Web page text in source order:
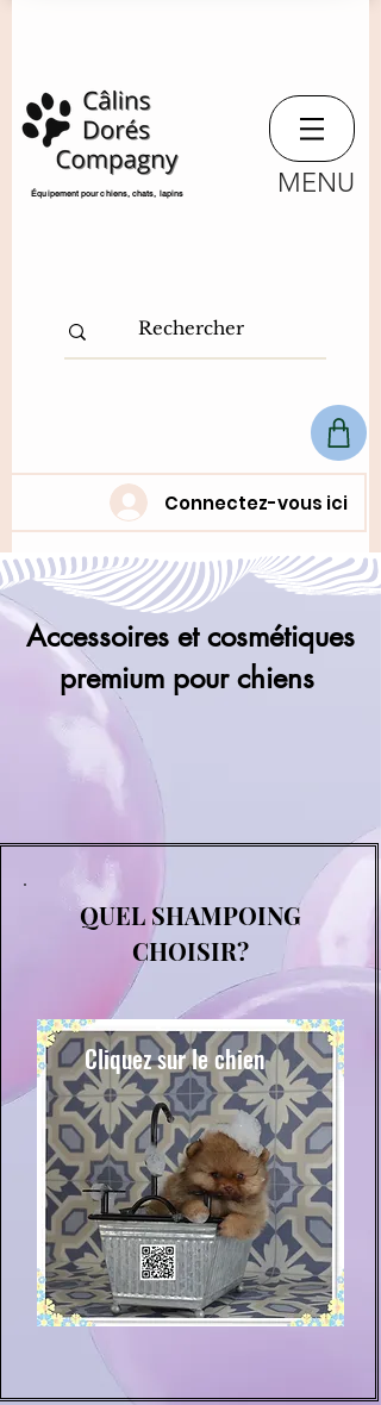
​Équipement pour chiens, chats, lapins MENU
Connectez-vous ici
Accessoires et cosmétiques
premium pour chiens
QUEL SHAMPOING
CHOISIR?
Cliquez sur le chien